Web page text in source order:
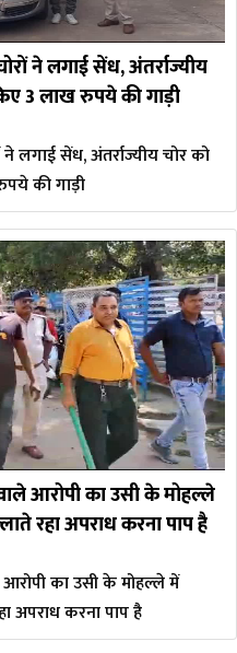
ने लगाई सेंध, अंतर्राज्यीय
3 लाख रुपये की गाड़ी
लगाई सेंध, अंतर्राज्यीय चोर को
की गाड़ी
आरोपी का उसी के मोहल्ले
रहा अपराध करना पाप है
का उसी के मोहल्ले में
अपराध करना पाप है